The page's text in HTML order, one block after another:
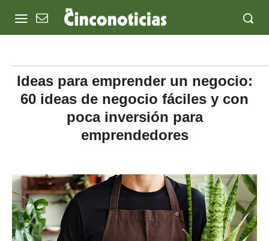
Ideas para emprender un negocio:
60 ideas de negocio fáciles y con
poca inversión para
emprendedores